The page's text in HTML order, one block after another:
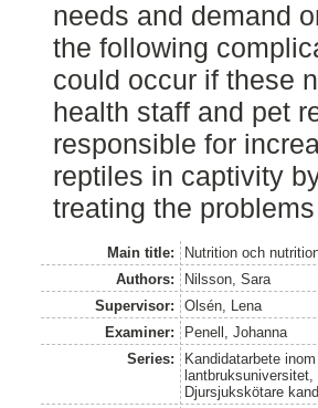
needs and demand
the following
could occur if these
health staff and pet
responsible for
reptiles in captivity
treating the
Main title:
Nutrition och
Authors:
Nilsson, Sara
Supervisor:
Olsén, Lena
Examiner:
Penell, Johanna
Series:
Kandidatarbete
Djursjukskötare